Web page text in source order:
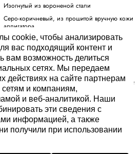
cookie, чтобы анализировать
вас подходящий контент и
вам возможность делиться
сетях. Мы передаем
на сайте партнерам
и компаниям,
и веб-аналитикой. Наши
эти сведения с
информацией, а также
получили при использовании
Изогнутый из вороненой стали
Серо-коричневый, из прошитой вручную кожи
аллигатора
Раскладывающаяся застежка из розового
золота 750 пробы, инкрустированная 47
бриллиантом, общий вес – 0,47 карата
Бриллианты: Чистота: IF-VVS1, бриллиантовая
огранка, цвет: D-G Общее количество
бриллиантов: 488 бриллиантов и 1 бриллиант
в форме бриолет Количество самоцветов: 114
синих сапфиров Общий вес в каратах: 2,26
карата (бриллианты) и 1,61 карата (синие
сапфиры)
8